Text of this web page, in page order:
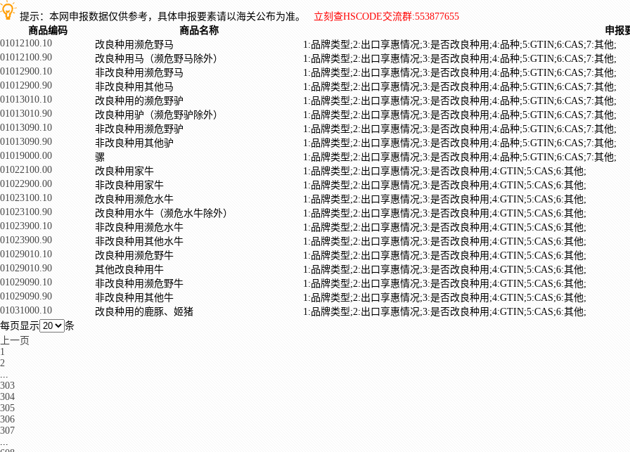
提示：本网申报数据仅供参考，具体申报要素请以海关公布为准。 立刻查HSCODE交流群:553877655
商品编码
商品名称
申报
01012100.10
改良种用濒危野马
1:品牌类型;2:出口享惠情况;3:是否改良种用;4:品种;5:GTIN;6:CAS;7:其他;
01012100.90
改良种用马（濒危野马除外）
1:品牌类型;2:出口享惠情况;3:是否改良种用;4:品种;5:GTIN;6:CAS;7:其他;
01012900.10
非改良种用濒危野马
1:品牌类型;2:出口享惠情况;3:是否改良种用;4:品种;5:GTIN;6:CAS;7:其他;
01012900.90
非改良种用其他马
1:品牌类型;2:出口享惠情况;3:是否改良种用;4:品种;5:GTIN;6:CAS;7:其他;
01013010.10
改良种用的濒危野驴
1:品牌类型;2:出口享惠情况;3:是否改良种用;4:品种;5:GTIN;6:CAS;7:其他;
01013010.90
改良种用驴（濒危野驴除外）
1:品牌类型;2:出口享惠情况;3:是否改良种用;4:品种;5:GTIN;6:CAS;7:其他;
01013090.10
非改良种用濒危野驴
1:品牌类型;2:出口享惠情况;3:是否改良种用;4:品种;5:GTIN;6:CAS;7:其他;
01013090.90
非改良种用其他驴
1:品牌类型;2:出口享惠情况;3:是否改良种用;4:品种;5:GTIN;6:CAS;7:其他;
01019000.00
骡
1:品牌类型;2:出口享惠情况;3:是否改良种用;4:品种;5:GTIN;6:CAS;7:其他;
01022100.00
改良种用家牛
1:品牌类型;2:出口享惠情况;3:是否改良种用;4:GTIN;5:CAS;6:其他;
01022900.00
非改良种用家牛
1:品牌类型;2:出口享惠情况;3:是否改良种用;4:GTIN;5:CAS;6:其他;
01023100.10
改良种用濒危水牛
1:品牌类型;2:出口享惠情况;3:是否改良种用;4:GTIN;5:CAS;6:其他;
01023100.90
改良种用水牛（濒危水牛除外）
1:品牌类型;2:出口享惠情况;3:是否改良种用;4:GTIN;5:CAS;6:其他;
01023900.10
非改良种用濒危水牛
1:品牌类型;2:出口享惠情况;3:是否改良种用;4:GTIN;5:CAS;6:其他;
01023900.90
非改良种用其他水牛
1:品牌类型;2:出口享惠情况;3:是否改良种用;4:GTIN;5:CAS;6:其他;
01029010.10
改良种用濒危野牛
1:品牌类型;2:出口享惠情况;3:是否改良种用;4:GTIN;5:CAS;6:其他;
01029010.90
其他改良种用牛
1:品牌类型;2:出口享惠情况;3:是否改良种用;4:GTIN;5:CAS;6:其他;
01029090.10
非改良种用濒危野牛
1:品牌类型;2:出口享惠情况;3:是否改良种用;4:GTIN;5:CAS;6:其他;
01029090.90
非改良种用其他牛
1:品牌类型;2:出口享惠情况;3:是否改良种用;4:GTIN;5:CAS;6:其他;
01031000.10
改良种用的鹿豚、姬猪
1:品牌类型;2:出口享惠情况;3:是否改良种用;4:GTIN;5:CAS;6:其他;
每页显示
条
上一页
1
2
...
303
304
305
306
307
...